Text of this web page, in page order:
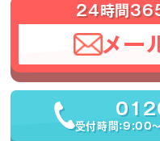
24時間365
メー
受付時間：9:00